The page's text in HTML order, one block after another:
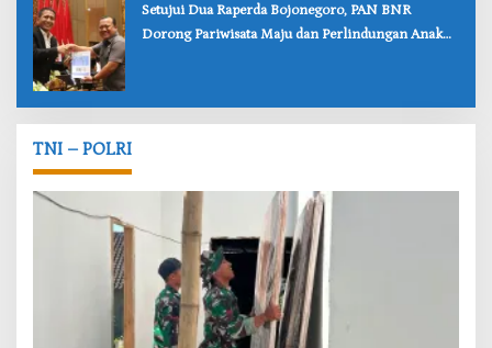
‎Setujui Dua Raperda Bojonegoro, PAN BNR
Dorong Pariwisata Maju dan Perlindungan Anak
TNI – POLRI